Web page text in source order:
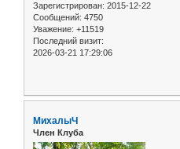
Зарегистрирован: 2015-12-22
Сообщений: 4750
Уважение: +11519
Последний визит:
2026-03-21 17:29:06
МиxалыЧ
Член Клуба